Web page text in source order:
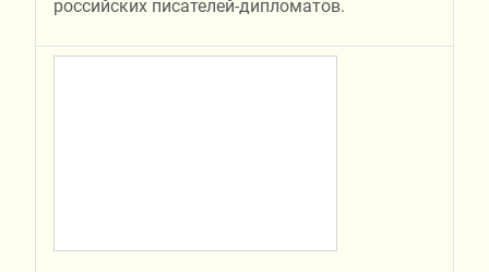
российских писателей-дипломатов.